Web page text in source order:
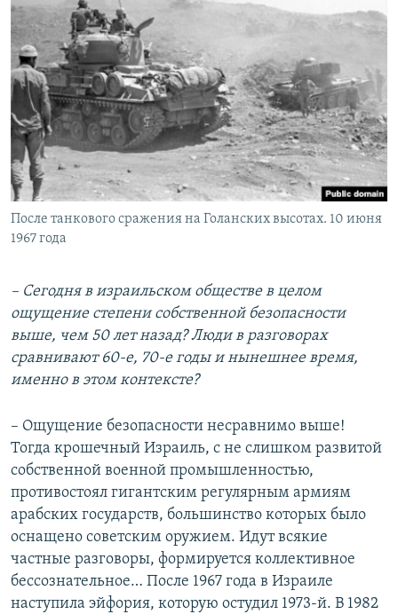
После танкового сражения на Голанских высотах. 10 июня
1967 года
– Сегодня в израильском обществе в целом
ощущение степени собственной безопасности
выше, чем 50 лет назад? Люди в разговорах
сравнивают 60-е, 70-е годы и нынешнее время,
именно в этом контексте?
– Ощущение безопасности несравнимо выше!
Тогда крошечный Израиль, с не слишком развитой
собственной военной промышленностью,
противостоял гигантским регулярным армиям
арабских государств, большинство которых было
оснащено советским оружием. Идут всякие
частные разговоры, формируется коллективное
бессознательное… После 1967 года в Израиле
наступила эйфория, которую остудил 1973-й. В 1982